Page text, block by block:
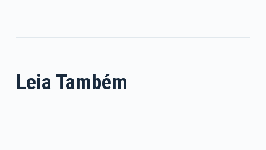
Leia Também